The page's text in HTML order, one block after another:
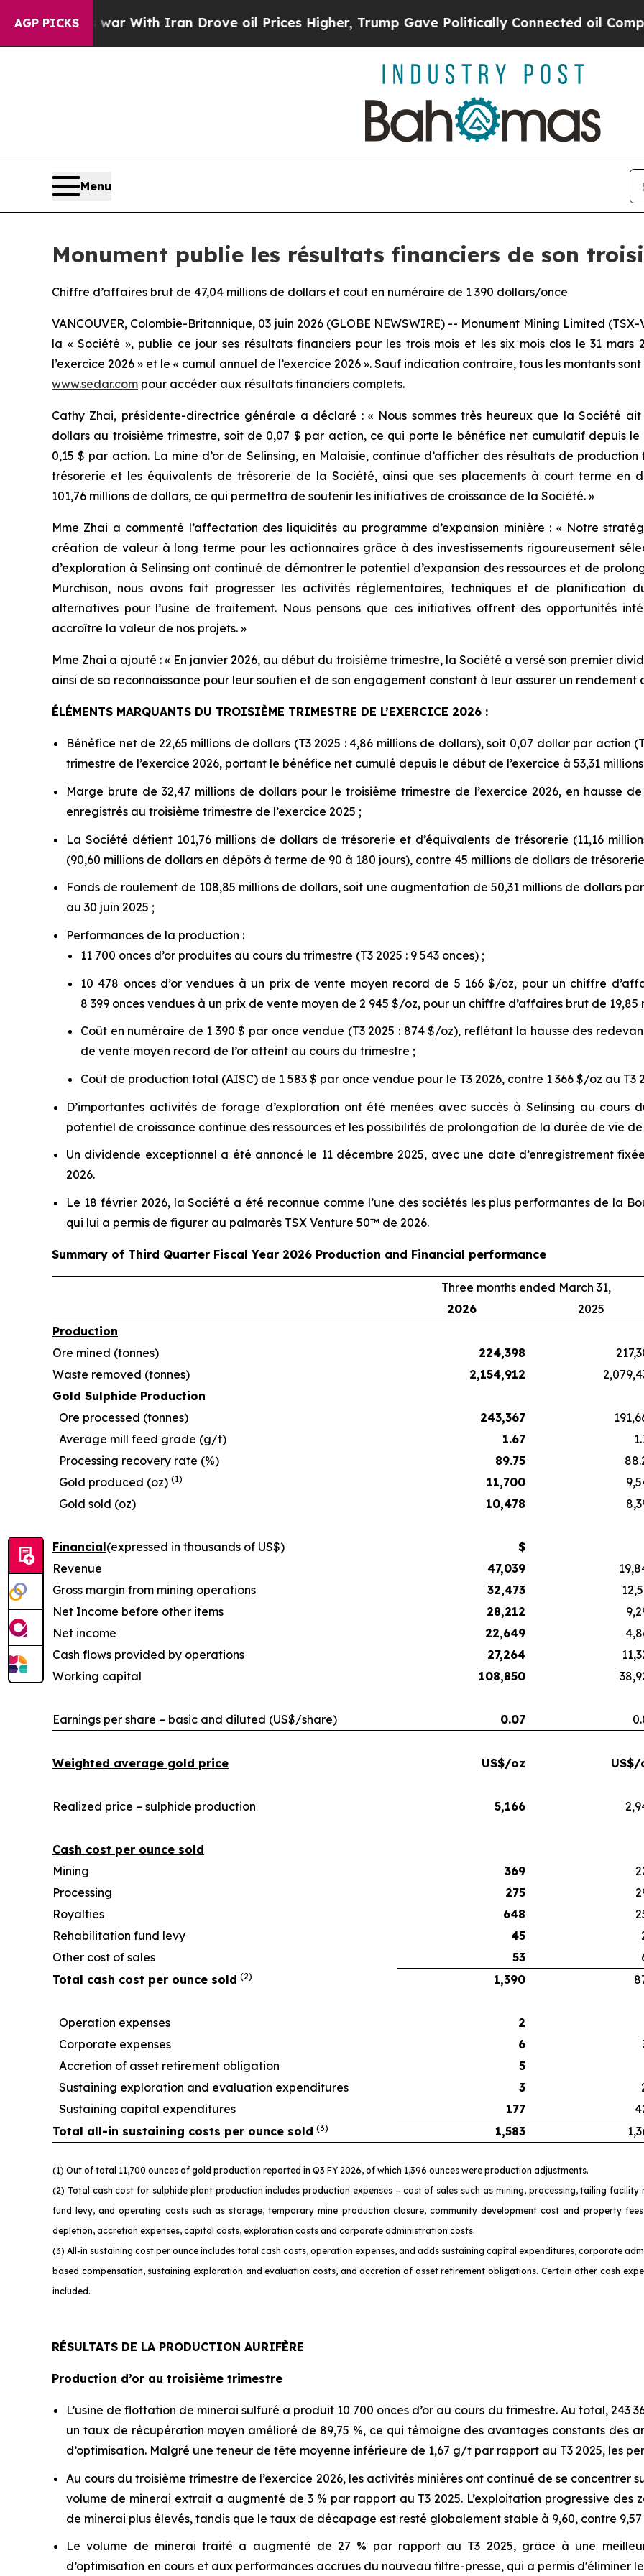
AGP PICKS
war With Iran Drove oil Prices Higher, Trump Gave Politically Connected oil Companies — not
Menu
Monument publie les résultats financiers de son
Chiffre d’affaires brut de 47,04 millions de dollars et coût en numéraire de 1 390 dollars/once
VANCOUVER, Colombie-Britannique, 03 juin 2026 (GLOBE NEWSWIRE) -- Monument Mining Limited
la « Société », publie ce jour ses résultats financiers pour les trois mois et les six mois clos le 31 mars
l’exercice 2026 » et le « cumul annuel de l’exercice 2026 ». Sauf indication contraire, tous les montants
www.sedar.com pour accéder aux résultats financiers complets.
Cathy Zhai, présidente-directrice générale a déclaré : « Nous sommes très heureux que la Société
dollars au troisième trimestre, soit de 0,07 $ par action, ce qui porte le bénéfice net cumulatif depuis le
0,15 $ par action. La mine d’or de Selinsing, en Malaisie, continue d’afficher des résultats de
trésorerie et les équivalents de trésorerie de la Société, ainsi que ses placements à court terme
101,76 millions de dollars, ce qui permettra de soutenir les initiatives de croissance de la Société. »
Mme Zhai a commenté l’affectation des liquidités au programme d’expansion minière : « Notre
création de valeur à long terme pour les actionnaires grâce à des investissements rigoureusement
d’exploration à Selinsing ont continué de démontrer le potentiel d’expansion des ressources et de
Murchison, nous avons fait progresser les activités réglementaires, techniques et de planification
alternatives pour l’usine de traitement. Nous pensons que ces initiatives offrent des opportunités
accroître la valeur de nos projets. »
Mme Zhai a ajouté : « En janvier 2026, au début du troisième trimestre, la Société a versé son premier
ainsi de sa reconnaissance pour leur soutien et de son engagement constant à leur assurer un rendement
ÉLÉMENTS MARQUANTS DU TROISIÈME TRIMESTRE DE L’EXERCICE 2026 :
Bénéfice net de 22,65 millions de dollars (T3 2025 : 4,86 millions de dollars), soit 0,07 dollar par action
trimestre de l’exercice 2026, portant le bénéfice net cumulé depuis le début de l’exercice à 53,31
Marge brute de 32,47 millions de dollars pour le troisième trimestre de l’exercice 2026, en hausse
enregistrés au troisième trimestre de l’exercice 2025 ;
La Société détient 101,76 millions de dollars de trésorerie et d’équivalents de trésorerie (11,16
(90,60 millions de dollars en dépôts à terme de 90 à 180 jours), contre 45 millions de dollars de
Fonds de roulement de 108,85 millions de dollars, soit une augmentation de 50,31 millions de dollars
au 30 juin 2025 ;
Performances de la production :
11 700 onces d’or produites au cours du trimestre (T3 2025 : 9 543 onces) ;
10 478 onces d’or vendues à un prix de vente moyen record de 5 166 $/oz, pour un chiffre
8 399 onces vendues à un prix de vente moyen de 2 945 $/oz, pour un chiffre d’affaires brut de 19,85
Coût en numéraire de 1 390 $ par once vendue (T3 2025 : 874 $/oz), reflétant la hausse des
de vente moyen record de l’or atteint au cours du trimestre ;
Coût de production total (AISC) de 1 583 $ par once vendue pour le T3 2026, contre 1 366 $/oz au T3
D’importantes activités de forage d’exploration ont été menées avec succès à Selinsing au cours
potentiel de croissance continue des ressources et les possibilités de prolongation de la durée de vie
Un dividende exceptionnel a été annoncé le 11 décembre 2025, avec une date d’enregistrement
2026.
Le 18 février 2026, la Société a été reconnue comme l’une des sociétés les plus performantes de la
qui lui a permis de figurer au palmarès TSX Venture 50™ de 2026.
Summary of Third Quarter Fiscal Year 2026 Production and Financial performance
Three months ended March 31,
2026
2025
Production
Ore mined (tonnes)
224,398
Waste removed (tonnes)
2,154,912
Gold Sulphide Production
Ore processed (tonnes)
243,367
Average mill feed grade (g/t)
1.67
Processing recovery rate (%)
89.75
Gold produced (oz) (1) 11,700
Gold sold (oz)
10,478
Financial(expressed in thousands of US$)
$
Revenue
47,039
Gross margin from mining operations
32,473
Net Income before other items
28,212
Net income
22,649
Cash flows provided by operations
27,264
Working capital
108,850
Earnings per share – basic and diluted (US$/share) 0.07
Weighted average gold price US$/oz US$/
Realized price – sulphide production 5,166
Cash cost per ounce sold
Mining
369
Processing
275
Royalties
648
Rehabilitation fund levy
45
Other cost of sales
53
Total cash cost per ounce sold (2) 1,390
Operation expenses
2
Corporate expenses
6
Accretion of asset retirement obligation
5
Sustaining exploration and evaluation expenditures
3
Sustaining capital expenditures
177
Total all-in sustaining costs per ounce sold (3) 1,583
(1) Out of total 11,700 ounces of gold production reported in Q3 FY 2026, of which 1,396 ounces were production adjustments.
(2) Total cash cost for sulphide plant production includes production expenses – cost of sales such as mining, processing, tailing
fund levy, and operating costs such as storage, temporary mine production closure, community development cost and property
depletion, accretion expenses, capital costs, exploration costs and corporate administration costs.
(3) All-in sustaining cost per ounce includes total cash costs, operation expenses, and adds sustaining capital expenditures, corporate
based compensation, sustaining exploration and evaluation costs, and accretion of asset retirement obligations. Certain other cash
incl uded.
RÉSULTATS DE LA PRODUCTION AURIFÈRE
Production d’or au troisième trimestre
L’usine de flottation de minerai sulfuré a produit 10 700 onces d’or au cours du trimestre. Au total, 243
un taux de récupération moyen amélioré de 89,75 %, ce qui témoigne des avantages constants des
d’optimisation. Malgré une teneur de tête moyenne inférieure de 1,67 g/t par rapport au T3 2025, les
Au cours du troisième trimestre de l’exercice 2026, les activités minières ont continué de se concentrer
volume de minerai extrait a augmenté de 3 % par rapport au T3 2025. L’exploitation progressive des
de minerai plus élevés, tandis que le taux de décapage est resté globalement stable à 9,60, contre 9,57
Le volume de minerai traité a augmenté de 27 % par rapport au T3 2025, grâce à une
d’optimisation en cours et aux performances accrues du nouveau filtre-presse, qui a permis d'éliminer